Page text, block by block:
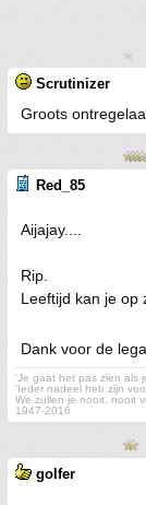
Scrutinizer
Groots
Red_85
Aijajay....
Rip.
Leeftijd kan je op
Dank voor de
'Je gaat het pas zien als
'Ieder nadeel heb zijn
We zullen je nooit, nooit
1947-2016
golfer